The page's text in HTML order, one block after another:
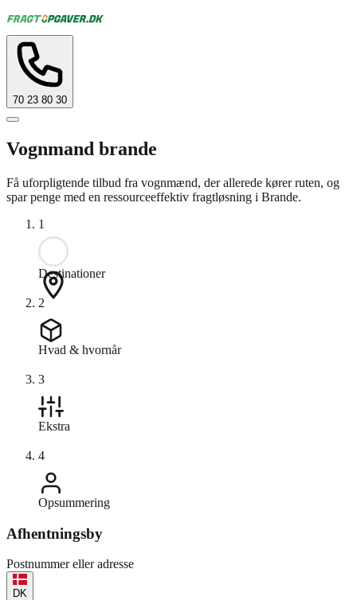
70 23 80 30
Vognmand brande
Få uforpligtende tilbud fra vognmænd, der allerede kører ruten, og
spar penge med en ressourceeffektiv fragtløsning i Brande.
1
Destinationer
2
Hvad & hvornår
3
Ekstra
4
Opsummering
Afhentningsby
Postnummer eller adresse
DK